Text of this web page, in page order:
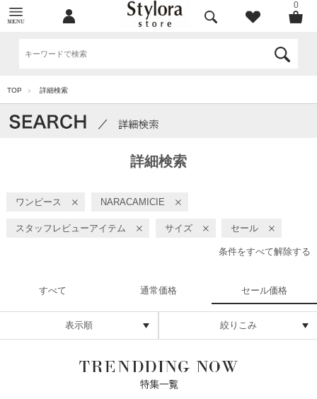
0
TOP > 詳細検索
詳細検索
ワンピース NARACAMICIE
スタッフレビューアイテム サイズ セール
条件をすべて解除する
すべて 通常価格 セール価格
表示順 絞りこみ